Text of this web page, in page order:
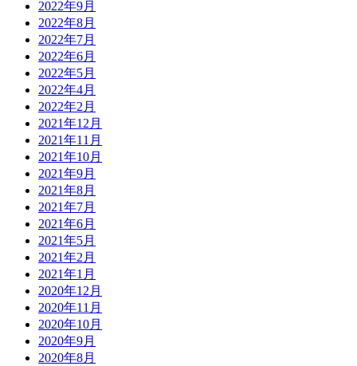
2022年9月
2022年8月
2022年7月
2022年6月
2022年5月
2022年4月
2022年2月
2021年12月
2021年11月
2021年10月
2021年9月
2021年8月
2021年7月
2021年6月
2021年5月
2021年2月
2021年1月
2020年12月
2020年11月
2020年10月
2020年9月
2020年8月